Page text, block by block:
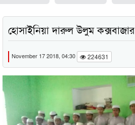
হোসাইনিয়া দারুল উলুম কক্সবাজার
November 17 2018, 04:30 224631